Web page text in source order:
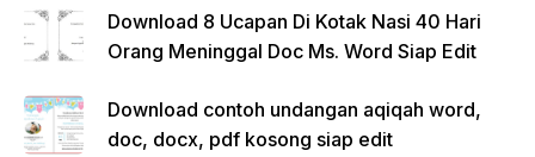
Download 8 Ucapan Di Kotak Nasi 40 Hari
Orang Meninggal Doc Ms. Word Siap Edit
Download contoh undangan aqiqah word,
doc, docx, pdf kosong siap edit